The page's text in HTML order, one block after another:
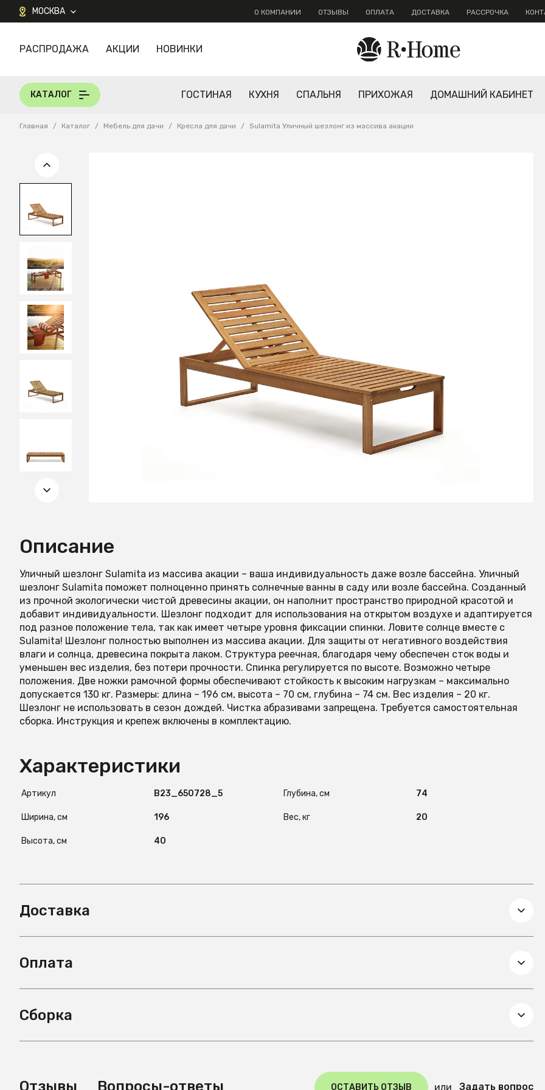
МОСКВА О КОМПАНИИ ОТЗЫВЫ ОПЛАТА ДОСТАВКА РАССРОЧКА
КАТАЛОГ
РАСПРОДАЖА АКЦИИ НОВИНКИ
КАТАЛОГ ГОСТИНАЯ КУХНЯ СПАЛЬНЯ ПРИХОЖАЯ ДОМАШНИЙ КАБИНЕТ
Главная / Каталог / Мебель для дачи / Кресла для дачи / Sulamita Уличный шезлонг из массива акации
Описание
Уличный шезлонг Sulamita из массива акации – ваша индивидуальность даже возле бассейна. Уличный
шезлонг Sulamita поможет полноценно принять солнечные ванны в саду или возле бассейна. Созданный
из прочной экологически чистой древесины акации, он наполнит пространство природной красотой и
добавит индивидуальности. Шезлонг подходит для использования на открытом воздухе и адаптируется
под разное положение тела, так как имеет четыре уровня фиксации спинки. Ловите солнце вместе с
Sulamita! Шезлонг полностью выполнен из массива акации. Для защиты от негативного воздействия
влаги и солнца, древесина покрыта лаком. Структура реечная, благодаря чему обеспечен сток воды и
уменьшен вес изделия, без потери прочности. Спинка регулируется по высоте. Возможно четыре
положения. Две ножки рамочной формы обеспечивают стойкость к высоким нагрузкам – максимально
допускается 130 кг. Размеры: длина – 196 см, высота – 70 см, глубина – 74 см. Вес изделия – 20 кг.
Шезлонг не использовать в сезон дождей. Чистка абразивами запрещена. Требуется самостоятельная
сборка. Инструкция и крепеж включены в комплектацию.
Характеристики
Артикул B23_650728_5
Ширина, см 196
Высота, см 40
Глубина, см 74
Вес, кг 20
Доставка
Оплата
Сборка
Отзывы Вопросы-ответы ОСТАВИТЬ ОТЗЫВ или Задать вопрос